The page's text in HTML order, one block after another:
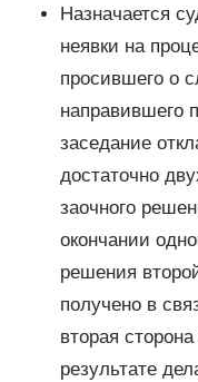
Назначается
неявки на
просившего о
направившего
заседание
достаточно
заочного
окончании
решения
получено в
вторая
результате